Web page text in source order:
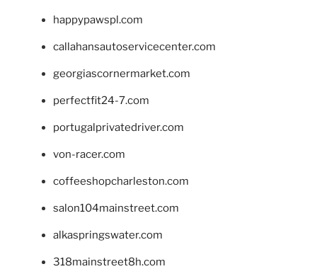
happypawspl.com
callahansautoservicecenter.com
georgiascornermarket.com
perfectfit24-7.com
portugalprivatedriver.com
von-racer.com
coffeeshopcharleston.com
salon104mainstreet.com
alkaspringswater.com
318mainstreet8h.com